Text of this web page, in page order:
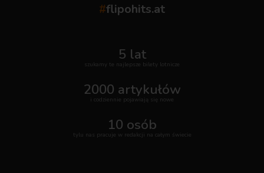
#flipohits.at
5 lat
szukamy te najlepsze bilety lotnicze
2000 artykułów
i codziennie pojawiają się nowe
10 osób
tylu nas pracuje w redakcji na całym świecie